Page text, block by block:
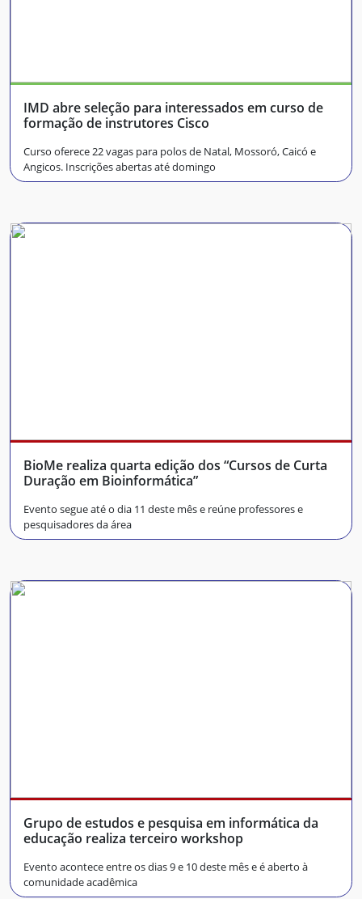
IMD abre seleção para interessados em curso de
formação de instrutores Cisco
Curso oferece 22 vagas para polos de Natal, Mossoró, Caicó e
Angicos. Inscrições abertas até domingo
BioMe realiza quarta edição dos “Cursos de Curta
Duração em Bioinformática”
Evento segue até o dia 11 deste mês e reúne professores e
pesquisadores da área
Grupo de estudos e pesquisa em informática da
educação realiza terceiro workshop
Evento acontece entre os dias 9 e 10 deste mês e é aberto à
comunidade acadêmica